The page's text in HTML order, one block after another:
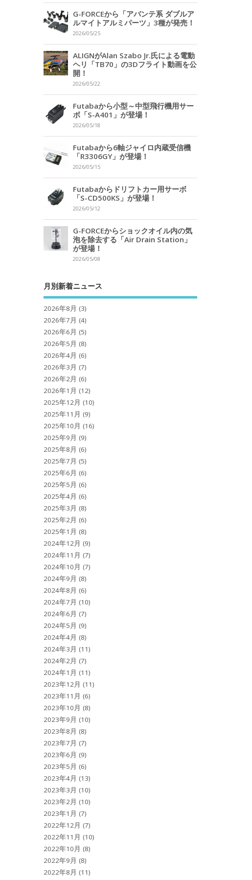
G-FORCEから「アバンテ系 ダブルア
ルマイトアルミパーツ」3種が発売！
2026/05/25
ALIGNがAlan Szabo Jr.氏による電動
ヘリ「TB70」の3Dフライト動画を公
開！
2026/05/22
Futabaから小型～中型飛行機用サー
ボ「S-A401」が登場！
2026/05/18
Futabaから6軸ジャイロ内蔵受信機
「R3306GY」が登場！
2026/05/15
Futabaからドリフトカー用サーボ
「S-CD500KS」が登場！
2026/05/12
G-FORCEからショックオイル内の気
泡を除去する「Air Drain Station」
が登場！
2026/05/08
月別新着ニュース
2026年8月 (3)
2026年7月 (4)
2026年6月 (5)
2026年5月 (8)
2026年4月 (6)
2026年3月 (7)
2026年2月 (6)
2026年1月 (12)
2025年12月 (10)
2025年11月 (9)
2025年10月 (16)
2025年9月 (9)
2025年8月 (6)
2025年7月 (5)
2025年6月 (6)
2025年5月 (6)
2025年4月 (6)
2025年3月 (8)
2025年2月 (6)
2025年1月 (8)
2024年12月 (9)
2024年11月 (7)
2024年10月 (7)
2024年9月 (8)
2024年8月 (6)
2024年7月 (10)
2024年6月 (7)
2024年5月 (9)
2024年4月 (8)
2024年3月 (11)
2024年2月 (7)
2024年1月 (11)
2023年12月 (11)
2023年11月 (6)
2023年10月 (8)
2023年9月 (10)
2023年8月 (8)
2023年7月 (7)
2023年6月 (9)
2023年5月 (6)
2023年4月 (13)
2023年3月 (10)
2023年2月 (10)
2023年1月 (7)
2022年12月 (7)
2022年11月 (10)
2022年10月 (8)
2022年9月 (8)
2022年8月 (11)